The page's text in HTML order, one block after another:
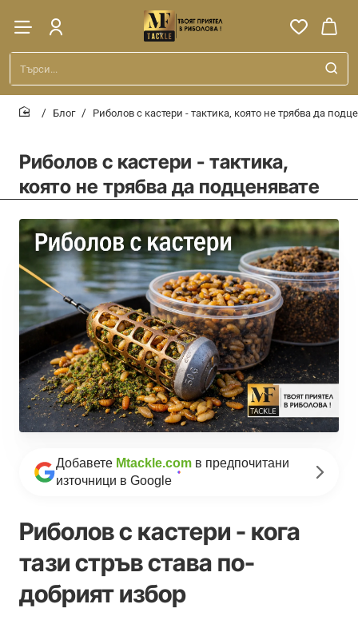
Търси...
Риболов с кастери - тактика,
която не трябва да подценявате
Блог Риболов с кастери - тактика, която не трябва да
Добавете Mtackle.com в предпочитани
източници в Google
Риболов с кастери - кога
тази стръв става по-
добрият избор